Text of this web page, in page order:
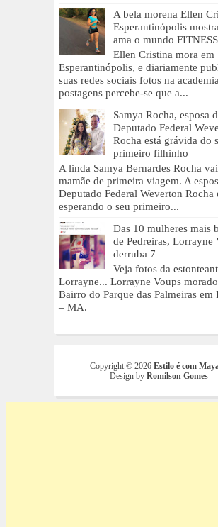
A bela morena Ellen
Esperantinópolis
ama o mundo FITNESS
Ellen Cristina mora em
Esperantinópolis, e diariamente
suas redes sociais fotos na
postagens percebe-se que a...
Samya Rocha, esposa
Deputado Federal
Rocha está grávida do
primeiro filhinho
A linda Samya Bernardes Rocha
mamãe de primeira viagem. A
Deputado Federal Weverton Rocha
esperando o seu primeiro...
Das 10 mulheres mais
de Pedreiras, Lorrayne
derruba 7
Veja fotos da
Lorrayne... Lorrayne Voups
Bairro do Parque das Palmeiras em
– MA.
Copyright © 2026 Estilo é com
Design by Romilson Gomes